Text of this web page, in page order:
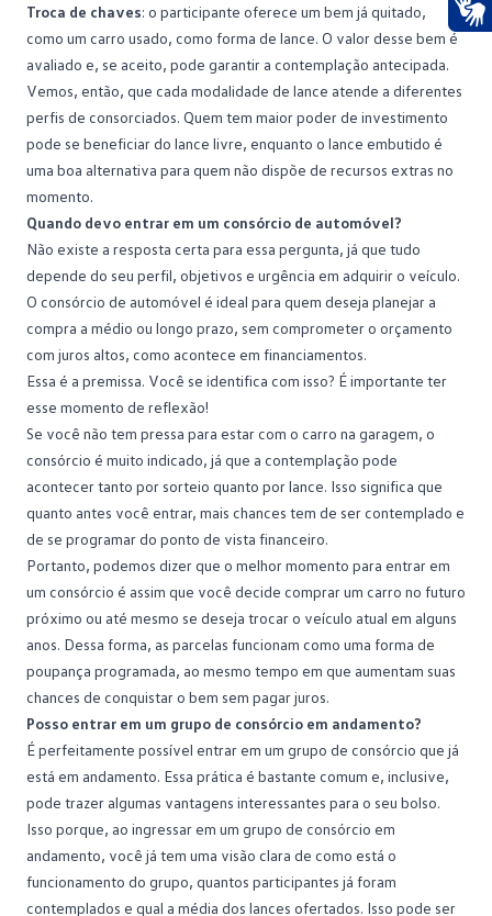
Troca de chaves: o participante oferece um bem já quitado,
como um carro usado, como forma de lance. O valor desse bem é
avaliado e, se aceito, pode garantir a contemplação antecipada.
Vemos, então, que cada modalidade de lance atende a diferentes
perfis de consorciados. Quem tem maior poder de investimento
pode se beneficiar do lance livre, enquanto o lance embutido é
uma boa alternativa para quem não dispõe de recursos extras no
momento.
Quando devo entrar em um consórcio de automóvel?
Não existe a resposta certa para essa pergunta, já que tudo
depende do seu perfil, objetivos e urgência em adquirir o veículo.
O consórcio de automóvel é ideal para quem deseja planejar a
compra a médio ou longo prazo, sem comprometer o orçamento
com juros altos, como acontece em financiamentos.
Essa é a premissa. Você se identifica com isso? É importante ter
esse momento de reflexão!
Se você não tem pressa para estar com o carro na garagem, o
consórcio é muito indicado, já que a contemplação pode
acontecer tanto por sorteio quanto por lance. Isso significa que
quanto antes você entrar, mais chances tem de ser contemplado e
de se programar do ponto de vista financeiro.
Portanto, podemos dizer que o melhor momento para entrar em
um consórcio é assim que você decide comprar um carro no futuro
próximo ou até mesmo se deseja trocar o veículo atual em alguns
anos. Dessa forma, as parcelas funcionam como uma forma de
poupança programada, ao mesmo tempo em que aumentam suas
chances de conquistar o bem sem pagar juros.
Posso entrar em um grupo de consórcio em andamento?
É perfeitamente possível entrar em um grupo de consórcio que já
está em andamento. Essa prática é bastante comum e, inclusive,
pode trazer algumas vantagens interessantes para o seu bolso.
Isso porque, ao ingressar em um grupo de consórcio em
andamento, você já tem uma visão clara de como está o
funcionamento do grupo, quantos participantes já foram
contemplados e qual a média dos lances ofertados. Isso pode ser